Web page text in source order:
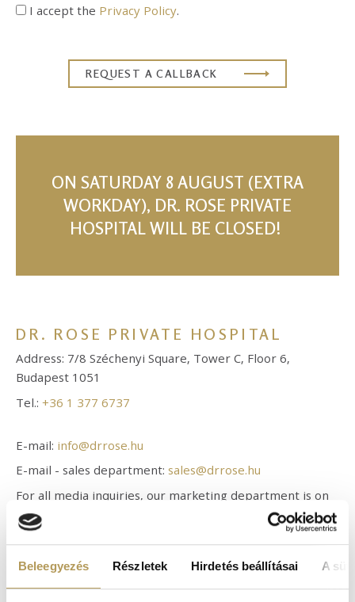
Beleegyezés Részletek Hirdetés beállításai A
I accept the Privacy Policy.
ON SATURDAY 8 AUGUST (EXTRA
WORKDAY), DR. ROSE PRIVATE
HOSPITAL WILL BE CLOSED!
DR. ROSE PRIVATE HOSPITAL
Address: 7/8 Széchenyi Square, Tower C, Floor 6,
Budapest 1051
Tel.: +36 1 377 6737
E-mail: info@drrose.hu
E-mail - sales department: sales@drrose.hu
For all media inquiries, our marketing department is on
hand to help with informative material, professional
articles, photos:
Opening hours: Monday-Friday: 8 AM-8 PM